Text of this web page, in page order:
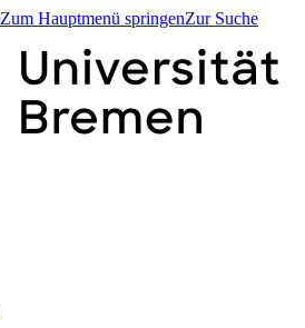
Zum Hauptmenü springenZur Suche